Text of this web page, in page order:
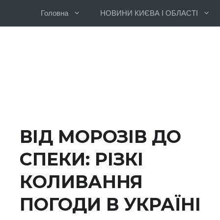
Головна НОВИНИ КИЄВА І ОБЛАСТІ
ВІД МОРОЗІВ ДО
СПЕКИ: РІЗКІ
КОЛИВАННЯ
ПОГОДИ В УКРАЇНІ